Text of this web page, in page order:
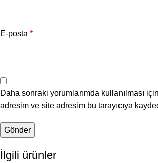
E-posta *
Daha sonraki yorumlarımda kullanılması
adresim ve site adresim bu tarayıcıya
İlgili ürünler